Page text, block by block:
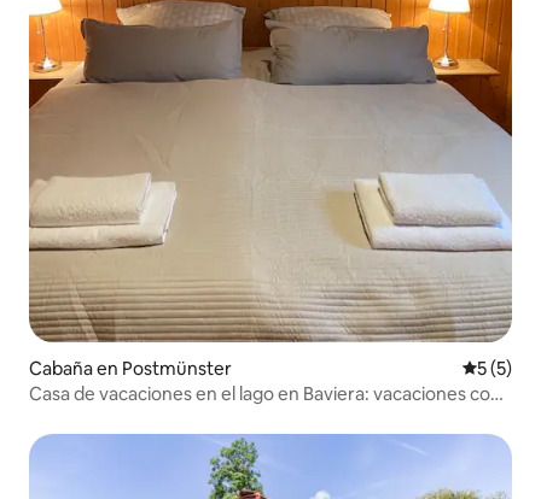
Cabaña en Postmünster
5 (5)
Casa de vacaciones en el lago en Baviera: vacaciones con